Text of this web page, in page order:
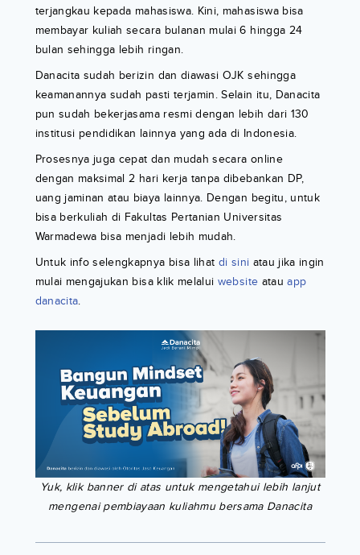
terjangkau kepada mahasiswa. Kini, mahasiswa bisa
membayar kuliah secara bulanan mulai 6 hingga 24
bulan sehingga lebih ringan.
Danacita sudah berizin dan diawasi OJK sehingga
keamanannya sudah pasti terjamin. Selain itu, Danacita
pun sudah bekerjasama resmi dengan lebih dari 130
institusi pendidikan lainnya yang ada di Indonesia.
Prosesnya juga cepat dan mudah secara online
dengan maksimal 2 hari kerja tanpa dibebankan DP,
uang jaminan atau biaya lainnya. Dengan begitu, untuk
bisa berkuliah di Fakultas Pertanian Universitas
Warmadewa bisa menjadi lebih mudah.
Untuk info selengkapnya bisa lihat di sini atau jika ingin
mulai mengajukan bisa klik melalui website atau app
danacita.
Yuk, klik banner di atas untuk mengetahui lebih lanjut
mengenai pembiayaan kuliahmu bersama Danacita